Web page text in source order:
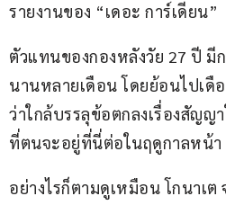
รายงานของ “เดอะ การ์เดียน”
ตัวแทนของกองหลังวัย 27 ปี มี
นานหลายเดือน โดยย้อนไปเดือ
ว่าใกล้บรรลุข้อตกลงเรื่องสัญญ
ที่ตนจะอยู่ที่นี่ต่อในฤดูกาลหน้า
อย่างไรก็ตามดูเหมือน โกนาเ